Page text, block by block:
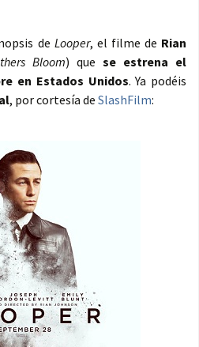
de Looper, el filme de Rian
Bloom) que se estrena el
en Estados Unidos. Ya podéis
, por cortesía de SlashFilm: